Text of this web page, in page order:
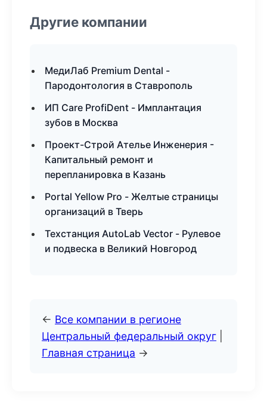
Другие компании
МедиЛаб Premium Dental -
Пародонтология в Ставрополь
ИП Care ProfiDent - Имплантация
зубов в Москва
Проект-Строй Ателье Инженерия -
Капитальный ремонт и
перепланировка в Казань
Portal Yellow Pro - Желтые страницы
организаций в Тверь
Техстанция AutoLab Vector - Рулевое
и подвеска в Великий Новгород
← Все компании в регионе
Центральный федеральный округ
Главная страница →